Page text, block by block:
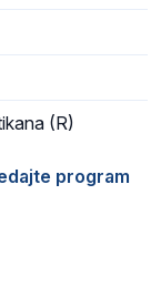
(R)
program